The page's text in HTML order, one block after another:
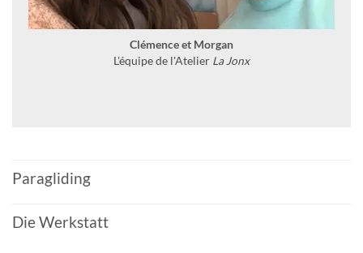
Clémence et Morgan
L'équipe de l'Atelier La Jonx
Paragliding
Die Werkstatt